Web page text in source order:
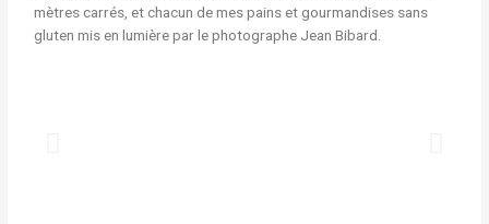
mètres carrés, et chacun de mes pains et gourmandises sans
gluten mis en lumière par le photographe Jean Bibard.